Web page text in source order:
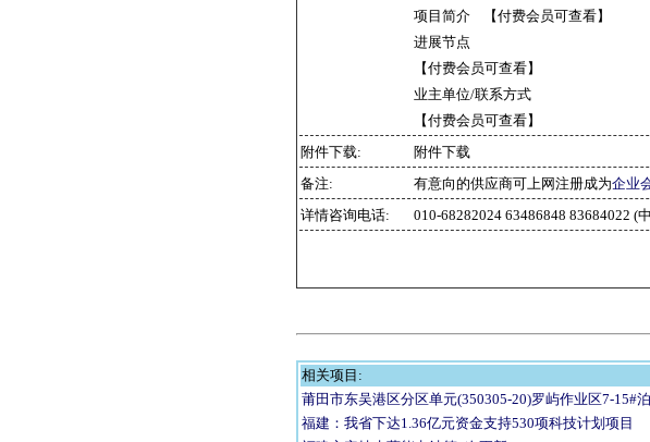
项目简介 【付费会员可查看】
进展节点
【付费会员可查看】
业主单位/联系方式
【付费会员可查看】
附件下载:
附件下载
备注:
有意向的供应商可上网注册成为企业
详情咨询电话:
010-68282024 63486848 83684022 (
相关项目:
莆田市东吴港区分区单元(350305-20)罗屿作业区7-15#
福建：我省下达1.36亿元资金支持530项科技计划项目